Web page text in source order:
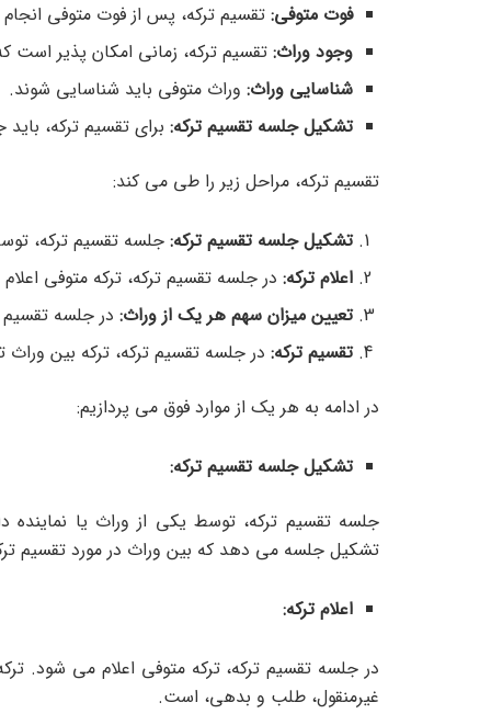
فوت متوفی: تقسیم ترکه، پس از فوت متوفی
وجود وراث: تقسیم ترکه، زمانی امکان پذیر است
شناسایی وراث: وراث متوفی باید شناسایی شوند.
تشکیل جلسه تقسیم ترکه: برای تقسیم ترکه،
تقسیم ترکه، مراحل زیر را طی می کند:
تشکیل جلسه تقسیم ترکه: جلسه تقسیم ترکه،
اعلام ترکه: در جلسه تقسیم ترکه، ترکه متوفی
تعیین میزان سهم هر یک از وراث: در جلسه
تقسیم ترکه: در جلسه تقسیم ترکه، ترکه بین
در ادامه به هر یک از موارد فوق می پردازیم:
تشکیل جلسه تقسیم ترکه:
جلسه تقسیم ترکه، توسط یکی از وراث یا نماینده
تشکیل جلسه می دهد که بین وراث در مورد تقسیم
اعلام ترکه:
در جلسه تقسیم ترکه، ترکه متوفی اعلام می شود.
غیرمنقول، طلب و بدهی، است.